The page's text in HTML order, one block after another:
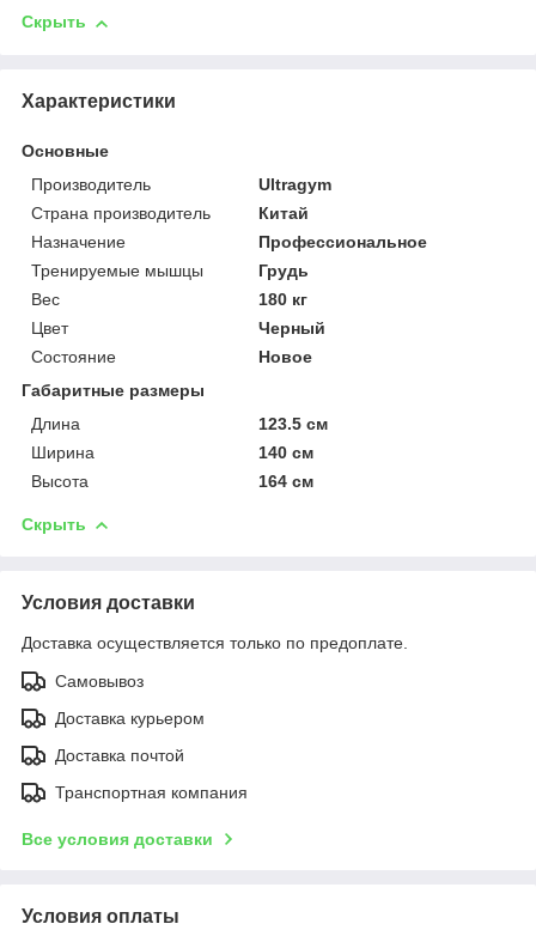
Скрыть
Характеристики
Основные
Производитель
Ultragym
Страна производитель
Китай
Назначение
Профессиональное
Тренируемые мышцы
Грудь
Вес
180 кг
Цвет
Черный
Состояние
Новое
Габаритные размеры
Длина
123.5 см
Ширина
140 см
Высота
164 см
Скрыть
Условия доставки
Доставка осуществляется только по предоплате.
Самовывоз
Доставка курьером
Доставка почтой
Транспортная компания
Все условия доставки
Условия оплаты